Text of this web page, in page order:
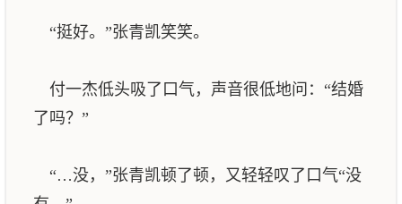
“挺好。”张青凯笑笑。
付一杰低头吸了口气，声音很低地问：“结婚
了吗？”
“…没，”张青凯顿了顿，又轻轻叹了口气“没